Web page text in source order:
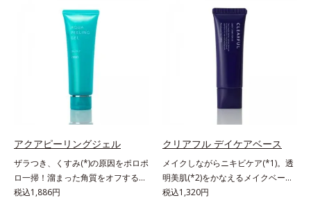
スコルビン酸 2-グルコシド*9 L-ア
スコルビン酸 2-グルコシド、パウダ
ルコ樹皮エキス、油溶性甘草エキス
(2)*10 乾燥など
感を包括的にサポート。全方位ケア
のアプローチによって、肌本来の輝
きを生かして澄み渡る、輝き透明肌
を叶えます。L＝さっぱりタイプ
（脂性肌～普通肌）M＝しっとりタ
イプ（普通肌～乾性肌）*1 メラニ
ンの生成を抑え、シミ・ソバカスを
防ぐ*2 日本化粧品業界で初めてメ
本放射線影響学会第53回大会で
2010年10月に初めて発表したこと
*3 うるおいにより透明感のある肌
*4 うるおいによる*5 メラノサイト
白美容液に色をつける”製法で生ま
れたBBだから、塗るだけで日中も
美白効果を発揮。さらに肌のくすみ
をパッと飛ばし、皮脂テカを防ぎな
がら明るい肌を長時間キープしま
す。これ1つで、美白美容液・日焼
け止め・化粧下地・ファンデ―ショ
ン・コンシーラー・パウダーを兼ね
る1本6役。時短メイクが叶います。
* メラニンの生成を抑え、シミ・ソ
バカスを防ぐ
で、時間が経ってもくすみにくく、
くずれにくく、軽やかにピタッとフ
ィット。まるでつけたてのような美
肌をキープします。またドーナツ型
の粉体を採用したことで、より多く
均一に光を拡散することを実現。毛
穴やシミの目立ちにくい“ほのツヤ
美肌”に仕上げます。ウォータープ
ルーフテスト済で、アウトドアにも
おすすめです。* 10時間化粧持ちデ
人差があります。
アクアピーリングジェル
ザラつき、くすみ(*)の原因をポロポ
ロ一掃！溜まった角質をオフするピ
ーリングジェル。ミネラル豊富な水
税込1,886円
クリアフル デイケアベース
メイクしながらニキビケア(*1)。透
明美肌(*2)をかなえるメイクベー
ス。ニキビがあると、メイクはニキ
税込1,320円